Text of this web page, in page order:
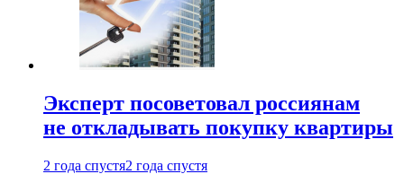
Эксперт посоветовал россиянам
не откладывать покупку квартиры
2 года спустя2 года спустя